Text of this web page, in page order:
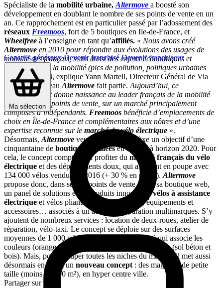
Conseils générauxDevenir franchiséDevenir franchiseur
Ma sélection
Spécialiste de la mobilité urbaine, Altermove a boosté son
développement en doublant le nombre de ses points de vente en un
an. Ce rapprochement est en particulier passé par l’adossement des
réseaux Freemoos, fort de 5 boutiques en Ile-de-France, et
Wheelfree à l’enseigne en tant qu’affiliés. « Nous avons créé
Altermove en 2010 pour répondre aux évolutions des usages de
mobilité des français, mais aussi des enjeux économiques et
écologiques de la mobilité (pics de pollution, politiques urbaines
anti-voitures…), explique Yann Marteil, Directeur Général de Via
ID, dont le réseau Altermove fait partie. Aujourd’hui, ce
rapprochement donne naissance au leader français de la mobilité
douce avec 12 points de vente, sur un marché principalement
composés d’indépendants. Freemoos bénéficie d’emplacements de
choix en Île-de-France et complémentaires aux nôtres et d’une
expertise reconnue sur le marché du vélo électrique ».
Désormais, Altermove veut accélérer et se fixe un objectif d’une
cinquantaine de boutiques affiliéesen France à horizon 2020. Pour
cela, le concept compte bien profiter du marché français du vélo
électrique et des déplacements doux, qui a le vent en poupe avec
134 000 vélos vendus en 2016 (+ 30 % en un an). Altermove
propose donc, dans ses 14 points de vente et sur sa boutique web,
un panel de solutions et de produits innovants :vélos à assistance
électrique et vélos pliants, trottinettes, roues, équipements et
accessoires… associés à un atelier de réparation multimarques. S’y
ajoutent de nombreux services : location de deux-roues, atelier de
réparation, vélo-taxi. Le concept se déploie sur des surfaces
moyennes de 1 000 m² dotées d’un décor soigné qui associe les
couleurs (orange, prune et vert) et les matériaux bruts (sol béton et
bois). Mais, pour occuper toutes les niches du marché, il met aussi
désormais en avant un nouveau concept : des magasins de petite
taille (moins de 200 m²), en hyper centre ville.
Partager sur :